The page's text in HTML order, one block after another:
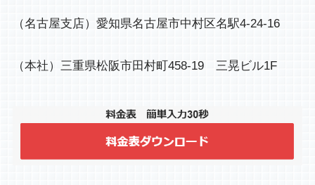
（名古屋支店）愛知県名古屋市中村区名駅4-24-16
（本社）三重県松阪市田村町458-19　三晃ビル1F